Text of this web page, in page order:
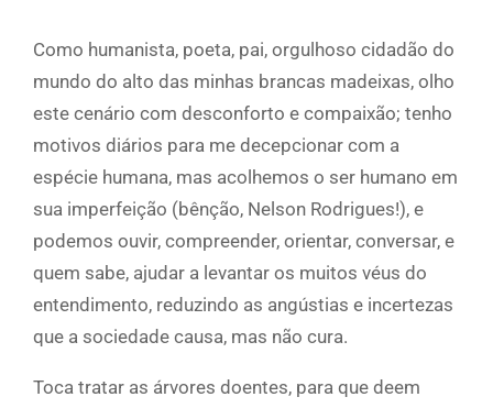
Como humanista, poeta, pai, orgulhoso cidadão do
mundo do alto das minhas brancas madeixas, olho
este cenário com desconforto e compaixão; tenho
motivos diários para me decepcionar com a
espécie humana, mas acolhemos o ser humano em
sua imperfeição (bênção, Nelson Rodrigues!), e
podemos ouvir, compreender, orientar, conversar, e
quem sabe, ajudar a levantar os muitos véus do
entendimento, reduzindo as angústias e incertezas
que a sociedade causa, mas não cura.
Toca tratar as árvores doentes, para que deem